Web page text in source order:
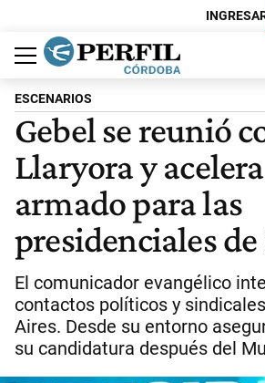
Política
Economía
Judiciales
Sociedad
Cultura
Espectáculos
Deportes
Protagonistas
ESCENARIOS
Gebel se reunió
Llaryora y
armado para las
presidenciales de
El comunicador evangélico
contactos políticos y
Aires. Desde su entorno
su candidatura después del